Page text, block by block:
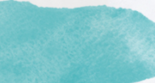
ज्वैलरी रीटचिंग सर्विसेज